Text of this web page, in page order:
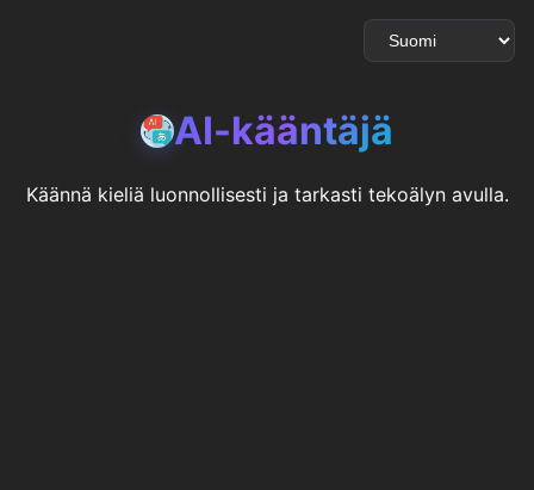
AI-kääntäjä
Käännä kieliä luonnollisesti ja tarkasti tekoälyn avulla.